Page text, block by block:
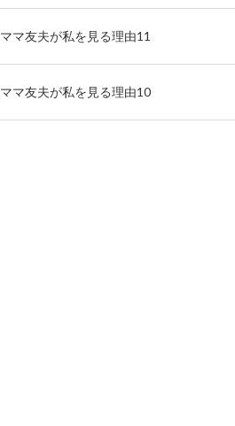
ママ友夫が私を見る理由11
ママ友夫が私を見る理由10